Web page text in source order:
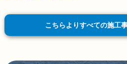
こちらよりすべての施工